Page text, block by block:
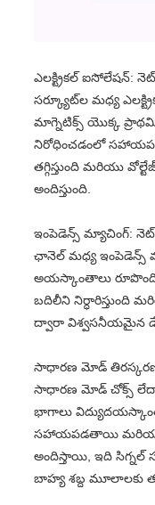
ఎలక్ట్రికల్ ఐసోలేషన్:
సర్క్యూట్‌ల మధ్య
మాగ్నెటిక్స్ యొక్క
నిరోధించడంలో
తగ్గిస్తుంది మరియు
అందిస్తుంది.
ఇంపెడెన్స్ మ్యాచింగ్:
ఛానెల్ మధ్య ఇంపెడెన్స్
అయస్కాంతాలు
బదిలీని నిర్ధారిస్తుంది
ద్వారా విశ్వసనీయమైన
సాధారణ మోడ్
సాధారణ మోడ్ చోక్స్
భాగాలు
సహాయపడతాయి మరియు
అందిస్తాయి, ఇది సిగ్నల్
బాహ్య శబ్ద మూలాలకు